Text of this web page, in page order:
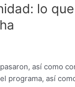
lo
así como
así